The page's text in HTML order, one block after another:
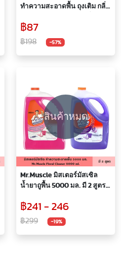
ทำความสะอาดพื้น ถุงเติม กลิ่น
น้ำยา น้ำยาถูพื้น น้ำยา
ทำความสะอาด แบบเติม
฿87
฿198 -57%
สินค้าหมด
Mr.Muscle มิสเตอร์มัสเซิล
น้ำยาถูพื้น 5000 มล. มี 2 สูตร
พื้น ขจัดคราบสกปรก กลิ่นไม่
พึงประสงค์ ให้กลิ่นหอมสดชื่น
฿241 - 246
฿299 -19%